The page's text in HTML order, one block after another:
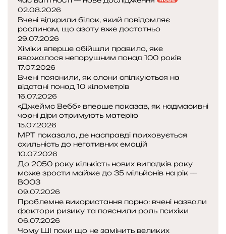
02.08.2026
Вчені відкрили білок, який повідомляє
рослинам, що азоту вже достатньо
29.07.2026
Хіміки вперше обійшли правило, яке
вважалося непорушним понад 100 років
17.07.2026
Вчені пояснили, як слони спілкуються на
відстані понад 10 кілометрів
16.07.2026
«Джеймс Вебб» вперше показав, як надмасивні
чорні діри отримують матерію
15.07.2026
МРТ показала, де насправді приховується
схильність до негативних емоцій
10.07.2026
До 2050 року кількість нових випадків раку
може зрости майже до 35 мільйонів на рік —
ВООЗ
09.07.2026
Проблемне використання порно: вчені назвали
фактори ризику та пояснили роль психіки
06.07.2026
Чому ШІ поки що не замінить великих